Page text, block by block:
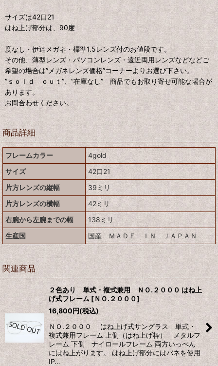
サイズは42口21
はね上げ部分は、90度
度なし・伊達メガネ・標準1.5レンズ付のお値段です。
その他、薄型レンズ・パソコンレンズ・遠近両用レンズなどなどご
希望の場合は”メガネレンズ価格”コーナーよりお選び下さい。
”ｓｏｌｄ ｏｕｔ”、”在庫なし” 商品でもお取り寄せ可能な場合が
あります。
お問合わせください。
商品詳細
フレームカラー
4gold
サイズ
42口21
片方レンズの縦幅
39ミリ
片方レンズの横幅
42ミリ
右腕から左腕までの幅
138ミリ
生産国
国産 ＭＡＤＥ ＩＮ ＪＡＰＡＮ
関連商品
２色あり 単式・複式兼用 ＮＯ.２０００ はね上
げ式フレーム [ＮＯ.２０００]
16,800円(税込)
ＮＯ.２０００ はね上げ式サングラス 単式・
複式兼用フレーム 上側（はね上げ枠） メタルフ
レーム 下側 ナイロールフレーム 両方いっぺん
にはね上がります。 はね上げ部分にはバネを使用
IP…